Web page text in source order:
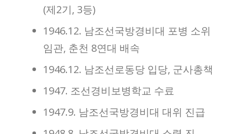
(제2기, 3등)
1946.12. 남조선국방경비대 포병 소위
임관, 춘천 8연대 배속
1946.12. 남조선로동당 입당, 군사총책
1947. 조선경비보병학교 수료
1947.9. 남조선국방경비대 대위 진급